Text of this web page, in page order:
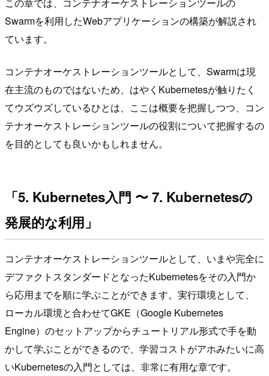
この章では、コンテナオーケストレーションツールの
Swarmを利用したWebアプリケーションの構築が解説され
ています。
コンテナオーケストレーションツールとして、Swarmは現
在主流のものではないため、はやくKubernetesが触りたく
てウズウズしているひとは、ここは概要を把握しつつ、コン
テナオーケストレーションツールの役割について把握するの
を目的としても良いかもしれません。
「5. Kubernetes入門 〜 7. Kubernetesの
発展的な利用」
コンテナオーケストレーションツールとして、いまや完全に
デファクトスタンダードとなったKubernetesをその入門か
ら応用までを順に学ぶことができます。実行環境として、
ローカル環境と合わせてGKE（Google Kubernetes
Engine）のセットアップからチュートリアル形式で手を動
かして学ぶことができるので、学習コストがアホみたいに高
いKubernetesの入門としては、非常に有用な章です。